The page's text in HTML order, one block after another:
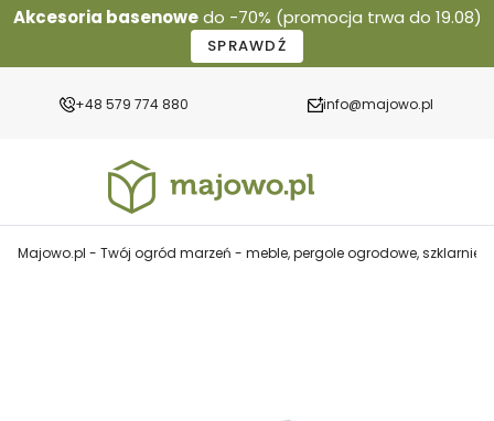
Akcesoria basenowedo -70% (promocja trwa do 19.08)
SPRAWDŹ
+48 579 774 880 info@majowo.pl
Majowo.pl - Twój ogród marzeń - meble, pergole ogrodowe, szklarnie